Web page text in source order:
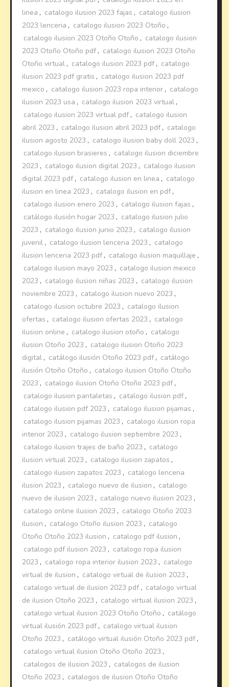
linea , catalogo ilusion 2023 fajas , catalogo ilusion
2023 lenceria , catalogo ilusion 2023 Otoño ,
catalogo ilusion 2023 Otoño Otoño , catalogo ilusion
2023 Otoño Otoño pdf , catalogo ilusion 2023 Otoño
Otoño virtual , catalogo ilusion 2023 pdf , catalogo
ilusion 2023 pdf gratis , catalogo ilusion 2023 pdf
mexico , catalogo ilusion 2023 ropa interior , catalogo
ilusion 2023 usa , catalogo ilusion 2023 virtual ,
catalogo ilusion 2023 virtual pdf , catalogo ilusion
abril 2023 , catalogo ilusion abril 2023 pdf , catalogo
ilusion agosto 2023 , catalogo ilusion baby doll 2023 ,
catalogo ilusion brasieres , catalogo ilusion diciembre
2023 , catalogo ilusion digital 2023 , catalogo ilusion
digital 2023 pdf , catalogo ilusion en linea , catalogo
ilusion en linea 2023 , catalogo ilusion en pdf ,
catalogo ilusion enero 2023 , catalogo ilusion fajas ,
catálogo ilusión hogar 2023 , catalogo ilusion julio
2023 , catalogo ilusion junio 2023 , catalogo ilusion
juvenil , catalogo ilusion lenceria 2023 , catalogo
ilusion lenceria 2023 pdf , catalogo ilusion maquillaje ,
catalogo ilusion mayo 2023 , catalogo ilusion mexico
2023 , catalogo ilusion niñas 2023 , catalogo ilusion
noviembre 2023 , catalogo ilusion nuevo 2023 ,
catalogo ilusion octubre 2023 , catalogo ilusion
ofertas , catalogo ilusion ofertas 2023 , catalogo
ilusion online , catalogo ilusion otoño , catalogo
ilusion Otoño 2023 , catalogo ilusion Otoño 2023
digital , catálogo ilusión Otoño 2023 pdf , catálogo
ilusión Otoño Otoño , catalogo ilusion Otoño Otoño
2023 , catalogo ilusion Otoño Otoño 2023 pdf ,
catalogo ilusion pantaletas , catalogo ilusion pdf ,
catalogo ilusion pdf 2023 , catalogo ilusion pijamas ,
catalogo ilusion pijamas 2023 , catalogo ilusion ropa
interior 2023 , catalogo ilusion septiembre 2023 ,
catalogo ilusion trajes de baño 2023 , catalogo
ilusion virtual 2023 , catalogo ilusion zapatos ,
catalogo ilusion zapatos 2023 , catalogo lenceria
ilusion 2023 , catalogo nuevo de ilusion , catalogo
nuevo de ilusion 2023 , catalogo nuevo ilusion 2023 ,
catalogo online ilusion 2023 , catalogo Otoño 2023
ilusion , catalogo Otoño ilusion 2023 , catalogo
Otoño Otoño 2023 ilusion , catalogo pdf ilusion ,
catalogo pdf ilusion 2023 , catalogo ropa ilusion
2023 , catalogo ropa interior ilusion 2023 , catalogo
virtual de ilusion , catalogo virtual de ilusion 2023 ,
catalogo virtual de ilusion 2023 pdf , catalogo virtual
de ilusion Otoño 2023 , catalogo virtual ilusion 2023 ,
catalogo virtual ilusion 2023 Otoño Otoño , catálogo
virtual ilusión 2023 pdf , catalogo virtual ilusion
Otoño 2023 , catálogo virtual ilusión Otoño 2023 pdf ,
catalogo virtual ilusion Otoño Otoño 2023 ,
catalogos de ilusion 2023 , catalogos de ilusion
Otoño 2023 , catalogos de ilusion Otoño Otoño